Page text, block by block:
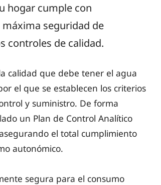
hogar cumple con
seguridad de
controles de calidad.
calidad que debe tener el agua
el que se establecen los criterios
y suministro. De forma
un Plan de Control Analítico
el total cumplimiento
autonómico.
segura para el consumo